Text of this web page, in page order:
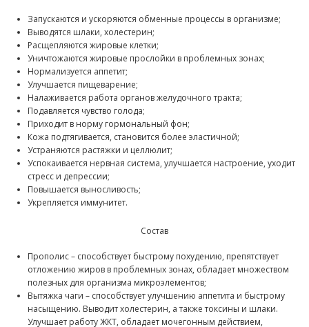
Запускаются и ускоряются обменные процессы в организме;
Выводятся шлаки, холестерин;
Расщепляются жировые клетки;
Уничтожаются жировые прослойки в проблемных зонах;
Нормализуется аппетит;
Улучшается пищеварение;
Налаживается работа органов желудочного тракта;
Подавляется чувство голода;
Приходит в норму гормональный фон;
Кожа подтягивается, становится более эластичной;
Устраняются растяжки и целлюлит;
Успокаивается нервная система, улучшается настроение, уходит
стресс и депрессии;
Повышается выносливость;
Укрепляется иммунитет.
Состав
Прополис – способствует быстрому похудению, препятствует
отложению жиров в проблемных зонах, обладает множеством
полезных для организма микроэлементов;
Вытяжка чаги – способствует улучшению аппетита и быстрому
насыщению. Выводит холестерин, а также токсины и шлаки.
Улучшает работу ЖКТ, обладает мочегонным действием,